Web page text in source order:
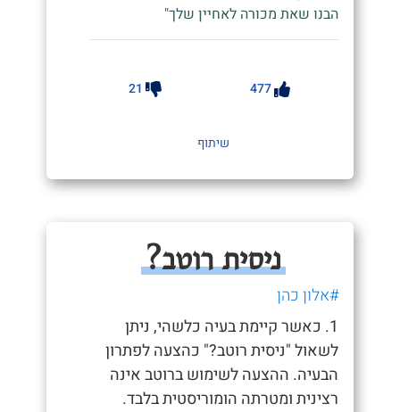
הבנו שאת מכורה לאחיין שלך"
477
21
שיתוף
ניסית רוטב?
#אלון כהן
1. כאשר קיימת בעיה כלשהי, ניתן
לשאול "ניסית רוטב?" כהצעה לפתרון
הבעיה. ההצעה לשימוש ברוטב אינה
רצינית ומטרתה הומוריסטית בלבד.